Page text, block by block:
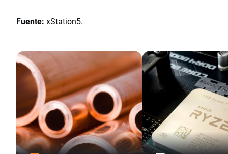
Fuente: xStation5.